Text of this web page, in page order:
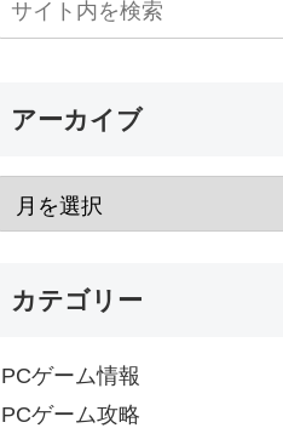
アーカイブ
カテゴリー
PCゲーム情報
PCゲーム攻略